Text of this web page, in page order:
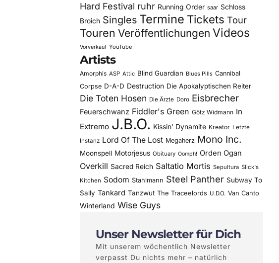
Hard Festival ruhr Running Order saar Schloss
Broich Singles Termine Tickets Tour
Touren Veröffentlichungen Videos
Vorverkauf YouTube
Artists
Amorphis ASP Attic Blind Guardian Blues Pills Cannibal
Corpse D-A-D Destruction Die Apokalyptischen Reiter
Die Toten Hosen Die Ärzte Doro Eisbrecher
Feuerschwanz Fiddler's Green Götz Widmann In
Extremo J.B.O. Kissin' Dynamite Kreator Letzte
Instanz Lord Of The Lost Megaherz Mono Inc.
Moonspell Motorjesus Obituary Oomph! Orden Ogan
Overkill Sacred Reich Saltatio Mortis Sepultura Slick's
Kitchen Sodom Stahlmann Steel Panther Subway To
Sally Tankard Tanzwut The Traceelords U.D.O. Van Canto
Winterland Wise Guys
Unser Newsletter für Dich
Mit unserem wöchentlich Newsletter
verpasst Du nichts mehr – natürlich